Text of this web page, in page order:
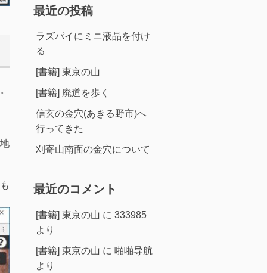
最近の投稿
ラズパイにミニ液晶を付け
る
[書籍] 東京の山
[書籍] 廃道を歩く
信玄の金穴(あきる野市)へ
行ってきた
刈寄山南面の金穴について
最近のコメント
[書籍] 東京の山 に 333985
より
[書籍] 東京の山 に 啪啪导航
より